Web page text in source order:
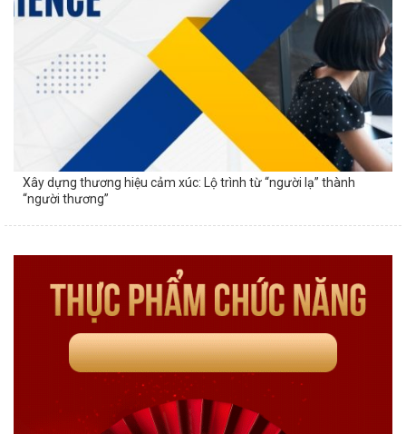
Xây dựng thương hiệu cảm xúc: Lộ trình từ “người lạ” thành
“người thương”